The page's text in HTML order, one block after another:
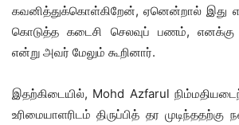
கவனித்துக்கொள்கிறேன், ஏனென்றால் இது
கொடுத்த கடைசி செலவுப் பணம், எனக்கு
என்று அவர் மேலும் கூறினார்.
இதற்கிடையில், Mohd Azfarul
உரிமையாளரிடம் திருப்பித் தர